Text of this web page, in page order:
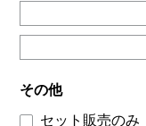
その他
セット販売のみ